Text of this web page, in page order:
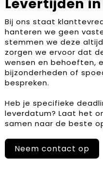
Levertijden
Bij ons staat
hanteren we geen
stemmen we deze
zorgen we ervoor dat
wensen en behoeften,
bijzonderheden of
bespreken.
Heb je specifieke
leverdatum? Laat het
samen naar de beste
Neem contact op